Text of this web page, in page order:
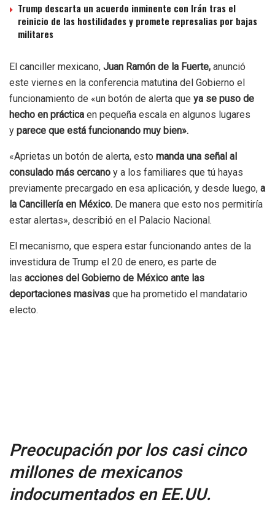
Trump descarta un acuerdo inminente con Irán tras el
reinicio de las hostilidades y promete represalias por bajas
militares
El canciller mexicano, Juan Ramón de la Fuerte, anunció
este viernes en la conferencia matutina del Gobierno el
funcionamiento de «un botón de alerta que ya se puso de
hecho en práctica en pequeña escala en algunos lugares
y parece que está funcionando muy bien».
«Aprietas un botón de alerta, esto manda una señal al
consulado más cercano y a los familiares que tú hayas
previamente precargado en esa aplicación, y desde luego, a
la Cancillería en México. De manera que esto nos permitiría
estar alertas», describió en el Palacio Nacional.
El mecanismo, que espera estar funcionando antes de la
investidura de Trump el 20 de enero, es parte de
las acciones del Gobierno de México ante las
deportaciones masivas que ha prometido el mandatario
electo.
Preocupación por los casi cinco
millones de mexicanos
indocumentados en EE.UU.